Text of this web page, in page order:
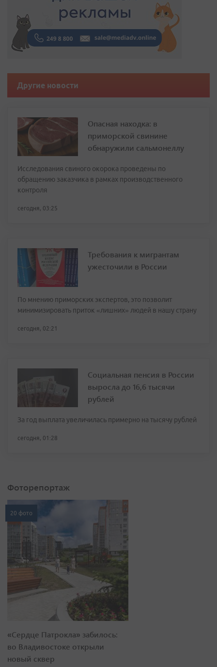
Другие новости
Опасная находка: в
приморской свинине
обнаружили сальмонеллу
Исследования свиного окорока проведены по
обращению заказчика в рамках производственного
контроля
сегодня, 03:25
Требования к мигрантам
ужесточили в России
По мнению приморских экспертов, это позволит
минимизировать приток «лишних» людей в нашу страну
сегодня, 02:21
Социальная пенсия в России
выросла до 16,6 тысячи
рублей
За год выплата увеличилась примерно на тысячу рублей
сегодня, 01:28
Фоторепортаж
20 фото
«Сердце Патрокла» забилось:
во Владивостоке открыли
новый сквер